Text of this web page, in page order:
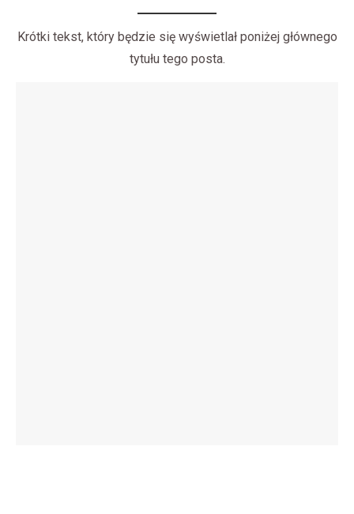
Krótki tekst, który będzie się wyświetlał poniżej głównego
tytułu tego posta.